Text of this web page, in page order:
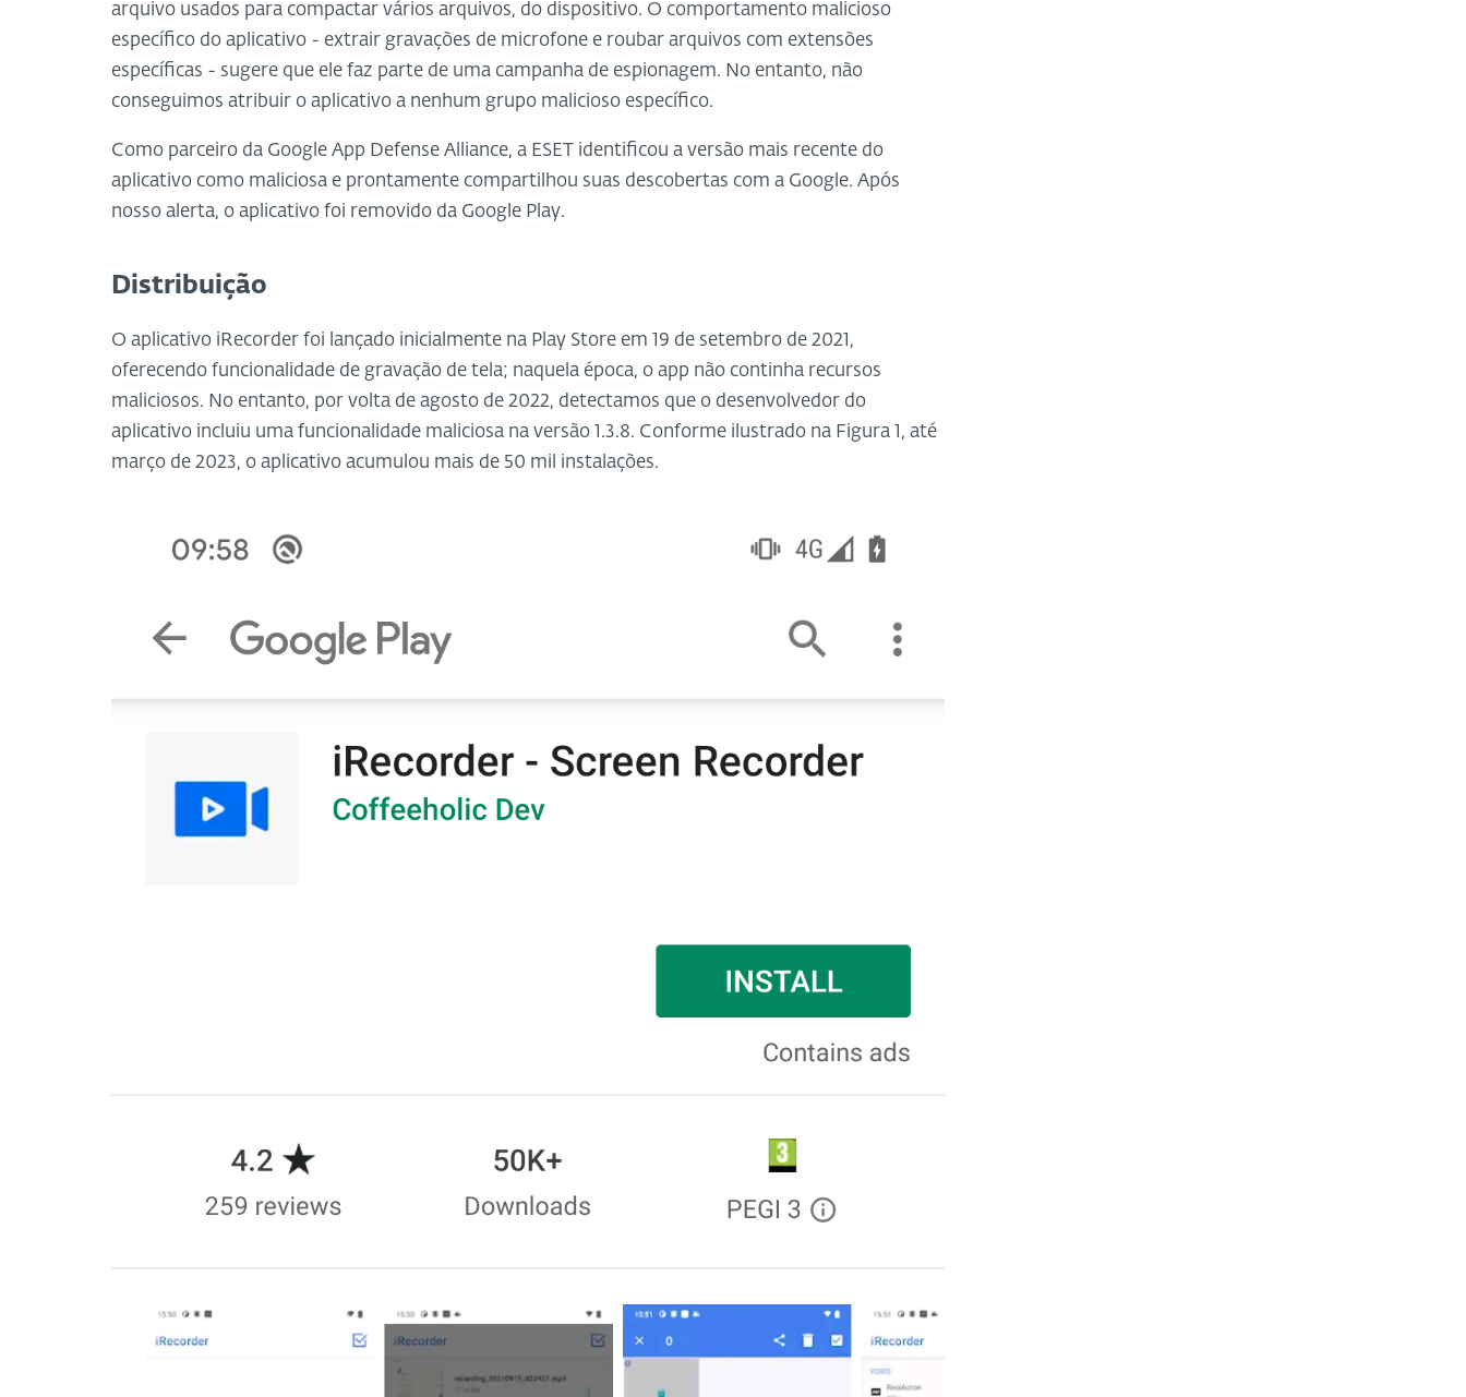
arquivo usados para compactar vários arquivos, do dispositivo. O comportamento malicioso
específico do aplicativo - extrair gravações de microfone e roubar arquivos com extensões
específicas - sugere que ele faz parte de uma campanha de espionagem. No entanto, não
conseguimos atribuir o aplicativo a nenhum grupo malicioso específico.
Como parceiro da Google App Defense Alliance, a ESET identificou a versão mais recente do
aplicativo como maliciosa e prontamente compartilhou suas descobertas com a Google. Após
nosso alerta, o aplicativo foi removido da Google Play.
Distribuição
O aplicativo iRecorder foi lançado inicialmente na Play Store em 19 de setembro de 2021,
oferecendo funcionalidade de gravação de tela; naquela época, o app não continha recursos
maliciosos. No entanto, por volta de agosto de 2022, detectamos que o desenvolvedor do
aplicativo incluiu uma funcionalidade maliciosa na versão 1.3.8. Conforme ilustrado na Figura 1, até
março de 2023, o aplicativo acumulou mais de 50 mil instalações.